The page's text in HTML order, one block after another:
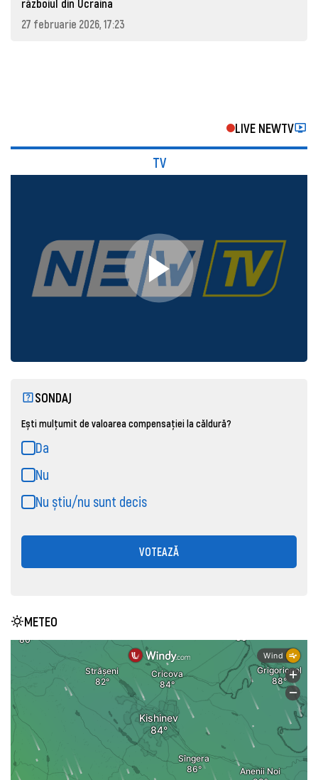
războiul din Ucraina
27 februarie 2026, 17:23
LIVE NEWTV
TV
SONDAJ
Ești mulțumit de valoarea compensației la căldură?
Da
Nu
Nu știu/nu sunt decis
VOTEAZĂ
METEO